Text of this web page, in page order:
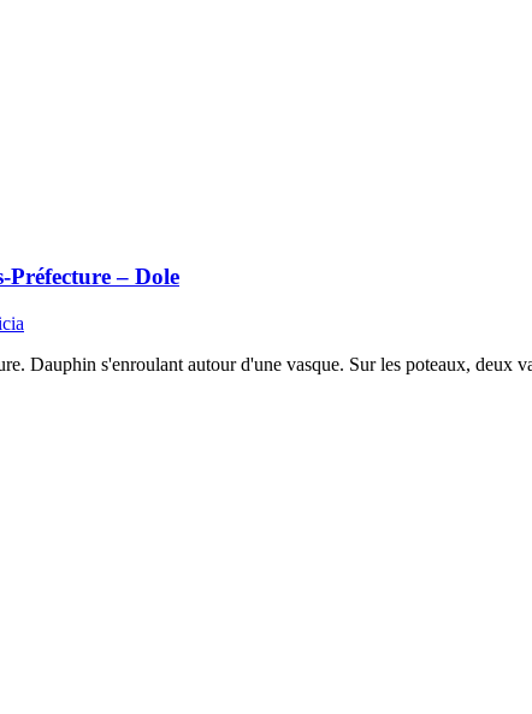
Préfecture – Dole
Dauphin s'enroulant autour d'une vasque. Sur les poteaux, deux